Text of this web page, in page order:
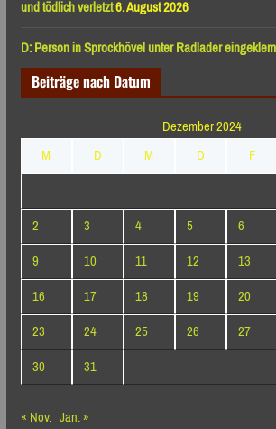
und tödlich verletzt6. August 2026
D: Person in Sprockhövel unter Radlader
Beiträge nach Datum
Dezember 2024
M
D M D F
2
3 4 5 6
9
10 11 12 13
16
17 18 19 20
23
24 25 26 27
30
31
« Nov. Jan. »